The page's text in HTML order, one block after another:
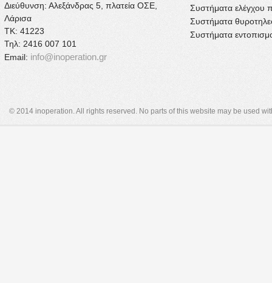
Διεύθυνση: Αλεξάνδρας 5, πλατεία ΟΣΕ,
Λάρισα
ΤΚ: 41223
Τηλ: 2416 007 101
Email: info@inoperation.gr
Συστήματα ελέγχου
Συστήματα
Συστήματα
© 2014 inoperation. All rights reserved. No parts of this website may be used